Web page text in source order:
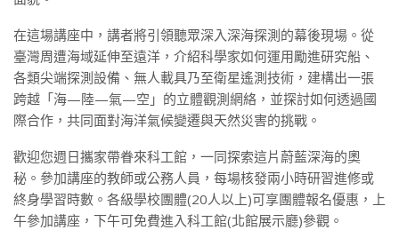
在這場講座中，講者將引領聽眾深入深海探測的幕後現場。從
臺灣周遭海域延伸至遠洋，介紹科學家如何運用勵進研究船、
各類尖端探測設備、無人載具乃至衛星遙測技術，建構出一張
跨越「海—陸—氣—空」的立體觀測網絡，並探討如何透過國
際合作，共同面對海洋氣候變遷與天然災害的挑戰。
歡迎您週日攜家帶眷來科工館，一同探索這片蔚藍深海的奧
秘。參加講座的教師或公務人員，每場核發兩小時研習進修或
終身學習時數。各級學校團體(20人以上)可享團體報名優惠，上
午參加講座，下午可免費進入科工館(北館展示廳)參觀。